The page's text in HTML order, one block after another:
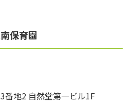
保育園
番地2 自然堂第一ビル1F